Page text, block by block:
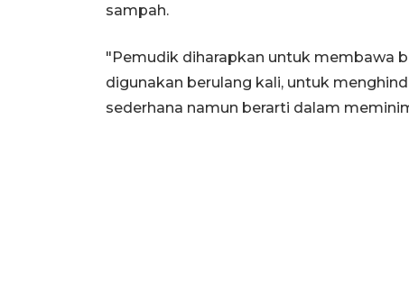
sampah.
"Pemudik diharapkan untuk membawa
digunakan berulang kali, untuk
sederhana namun berarti dalam